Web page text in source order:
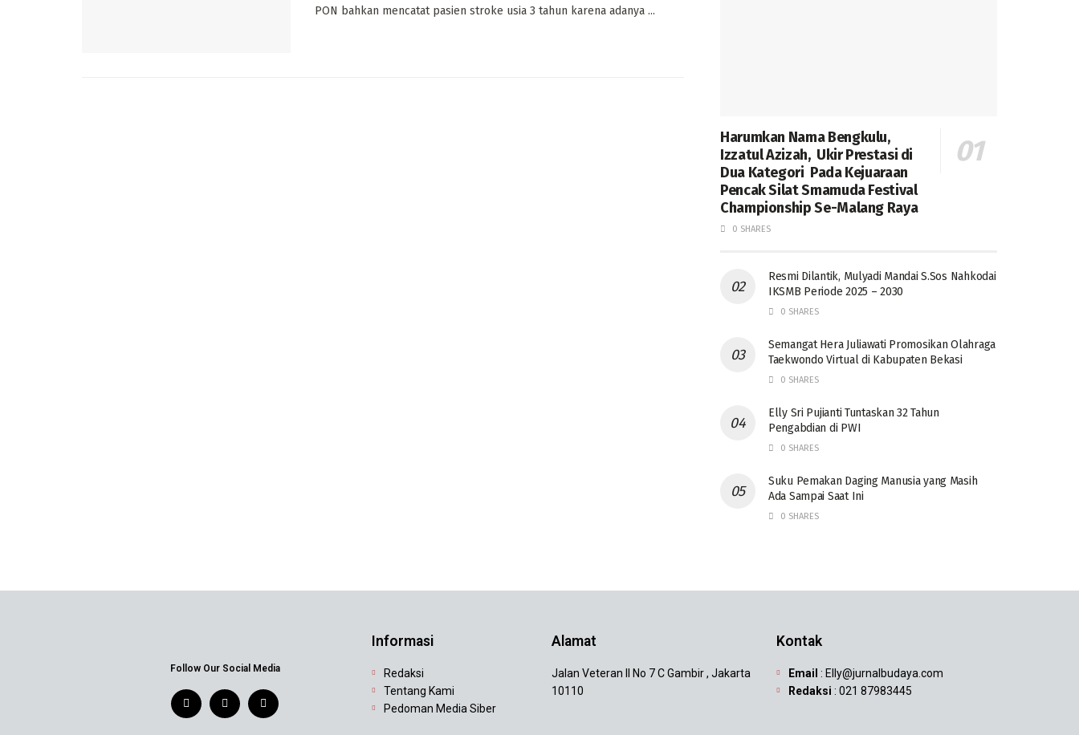
PON bahkan mencatat pasien stroke usia 3 tahun karena adanya ...
Harumkan Nama Bengkulu,
Izzatul Azizah, Ukir Prestasi di
Dua Kategori Pada Kejuaraan
Pencak Silat Smamuda Festival
Championship Se-Malang Raya
0 SHARES
Resmi Dilantik, Mulyadi Mandai S.Sos Nahkodai
IKSMB Periode 2025 – 2030
0 SHARES
Semangat Hera Juliawati Promosikan Olahraga
Taekwondo Virtual di Kabupaten Bekasi
0 SHARES
Elly Sri Pujianti Tuntaskan 32 Tahun
Pengabdian di PWI
0 SHARES
‎Suku Pemakan Daging Manusia yang Masih
Ada Sampai Saat Ini
0 SHARES
Follow Our Social Media
Informasi
Redaksi
Tentang Kami
Pedoman Media Siber
Alamat
Jalan Veteran II No 7 C Gambir , Jakarta
10110
Kontak
Email : Elly@jurnalbudaya.com
Redaksi : 021 87983445